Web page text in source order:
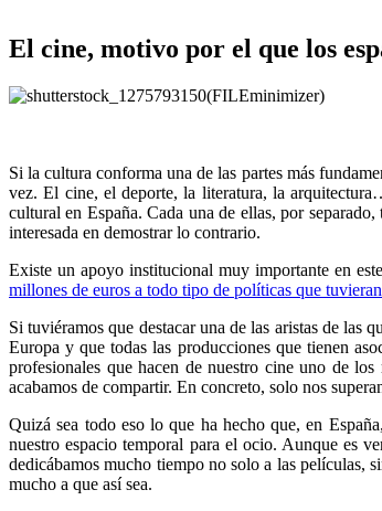
El cine, motivo por el que los
Si la cultura conforma una de las partes más
vez. El cine, el deporte, la literatura, la
cultural en España. Cada una de ellas, por
interesada en demostrar lo contrario.
Existe un apoyo institucional muy importante en
millones de euros a todo tipo de políticas que
Si tuviéramos que destacar una de las aristas de las
Europa y que todas las producciones que tienen
profesionales que hacen de nuestro cine uno de
acabamos de compartir. En concreto, solo nos
Quizá sea todo eso lo que ha hecho que, en
nuestro espacio temporal para el ocio. Aunque es
dedicábamos mucho tiempo no solo a las películas,
mucho a que así sea.